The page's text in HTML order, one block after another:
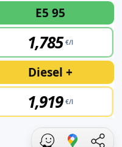
en
gasolinera REPSOL
E5 95
1,785
Diesel +
1,919